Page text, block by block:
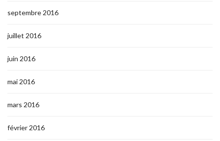
septembre 2016
juillet 2016
juin 2016
mai 2016
mars 2016
février 2016